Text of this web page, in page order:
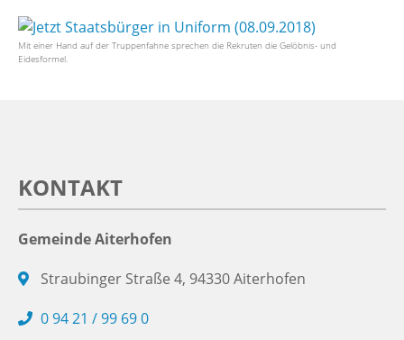
Mit einer Hand auf der Truppenfahne sprechen die Rekruten die Gelöbnis- und
Eidesformel.
KONTAKT
Gemeinde Aiterhofen
Straubinger Straße 4, 94330 Aiterhofen
0 94 21 / 99 69 0